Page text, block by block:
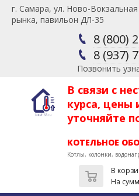
г. Самара, ул. Ново-
рынка, павильон ДЛ-35
8 (800)
8 (937)
Позвонить
В связи с
курса, цены
уточняйте
КОТЕЛЬНОЕ
Котлы, колонки,
В
На